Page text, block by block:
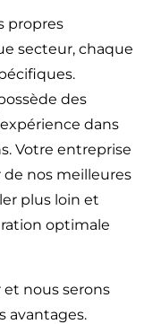
propres
secteur, chaque
des
dans
Votre entreprise
nos meilleures
plus loin et
optimale
et nous serons
avantages.